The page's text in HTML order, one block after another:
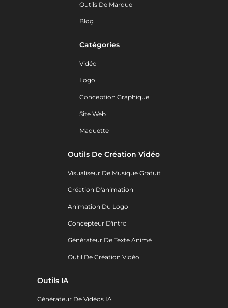
Outils De Marque
Blog
Catégories
Vidéo
Logo
Conception Graphique
Site Web
Maquette
Outils De Création Vidéo
Visualiseur De Musique Gratuit
Création D'animation
Animation Du Logo
Concepteur D'intro
Générateur De Texte Animé
Outil De Création Vidéo
Outils IA
Générateur De Vidéos IA